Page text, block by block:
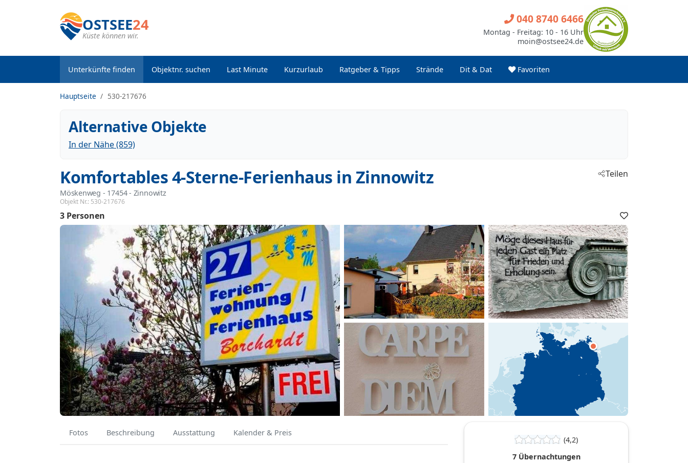
OSTSEE24
Küste können wir.
Unterkünfte finden Objektnr. suchen Last Minute Kurzurlaub Ratgeber & Tipps Strände Dit & Dat Favoriten
040 8740 6466
Montag - Freitag: 10 - 16 Uhr
moin@ostsee24.de
Hauptseite 530-217676
Alternative Objekte
In der Nähe (859)
Komfortables 4-Sterne-Ferienhaus in Zinnowitz
Möskenweg - 17454 - Zinnowitz
Objekt Nr.: 530-217676
Teilen
3 Personen
Fotos Beschreibung Ausstattung Kalender & Preis
(4,2)
7 Übernachtungen